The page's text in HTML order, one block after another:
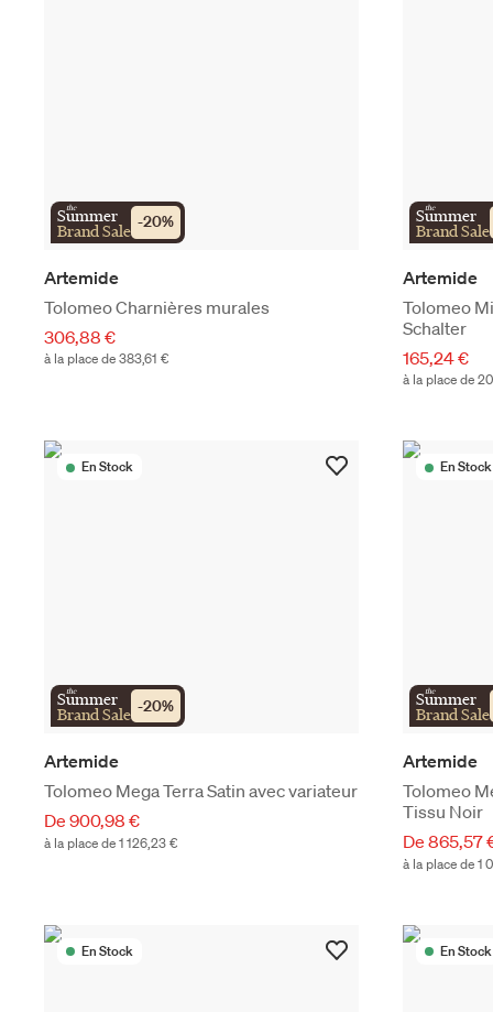
the
Summer
Brand Sale -20%
Artemide
Tolomeo Charnières murales
306,88 €
à la place de 383,61 €
the
Summer
Brand Sale
Artemide
Tolomeo
Schalter
165,24 €
à la place de
En Stock
the
Summer
Brand Sale -20%
Artemide
Tolomeo Mega Terra Satin avec variateur
De 900,98 €
à la place de 1 126,23 €
En Stock
the
Summer
Brand Sale
Artemide
Tolomeo
Tissu Noir
De 865,57
à la place de 1
En Stock En Stock